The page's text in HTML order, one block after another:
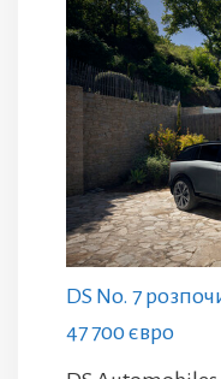
DS No. 7
47 700 євро